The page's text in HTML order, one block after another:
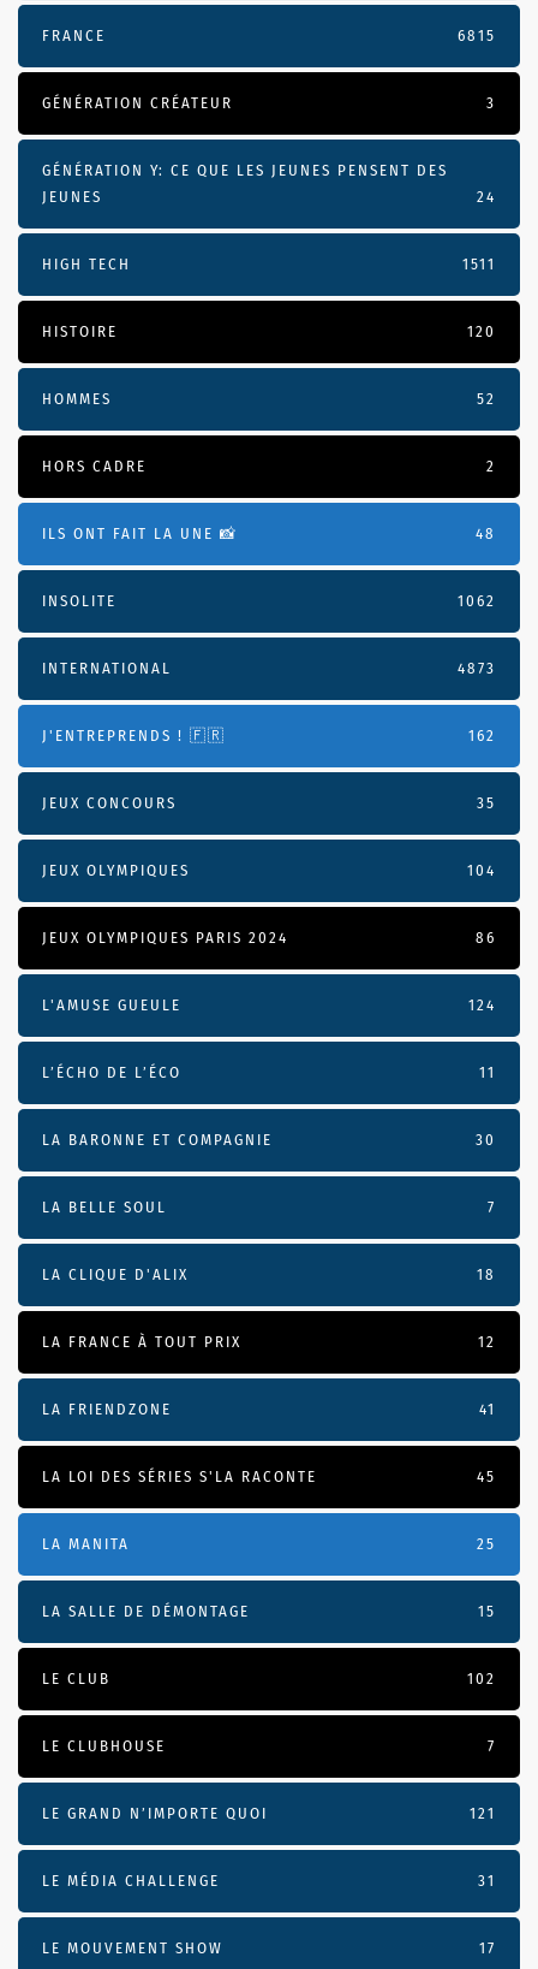
FRANCE 6815
GÉNÉRATION CRÉATEUR 3
GÉNÉRATION Y: CE QUE LES JEUNES PENSENT DES
JEUNES
24
HIGH TECH 1511
HISTOIRE 120
HOMMES 52
HORS CADRE 2
ILS ONT FAIT LA UNE 📸 48
INSOLITE 1062
INTERNATIONAL 4873
J'ENTREPRENDS ! 🇫🇷 162
JEUX CONCOURS 35
JEUX OLYMPIQUES 104
JEUX OLYMPIQUES PARIS 2024 86
L'AMUSE GUEULE 124
L’ÉCHO DE L’ÉCO 11
LA BARONNE ET COMPAGNIE 30
LA BELLE SOUL 7
LA CLIQUE D'ALIX 18
LA FRANCE À TOUT PRIX 12
LA FRIENDZONE 41
LA LOI DES SÉRIES S'LA RACONTE 45
LA MANITA 25
LA SALLE DE DÉMONTAGE 15
LE CLUB 102
LE CLUBHOUSE 7
LE GRAND N’IMPORTE QUOI 121
LE MÉDIA CHALLENGE 31
LE MOUVEMENT SHOW 17